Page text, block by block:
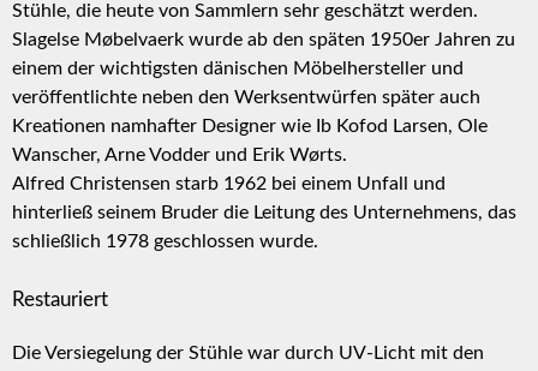
Stühle, die heute von Sammlern sehr geschätzt werden.
Slagelse Møbelvaerk wurde ab den späten 1950er Jahren zu
einem der wichtigsten dänischen Möbelhersteller und
veröffentlichte neben den Werksentwürfen später auch
Kreationen namhafter Designer wie Ib Kofod Larsen, Ole
Wanscher, Arne Vodder und Erik Wørts.
Alfred Christensen starb 1962 bei einem Unfall und
hinterließ seinem Bruder die Leitung des Unternehmens, das
schließlich 1978 geschlossen wurde.
Restauriert
Die Versiegelung der Stühle war durch UV-Licht mit den